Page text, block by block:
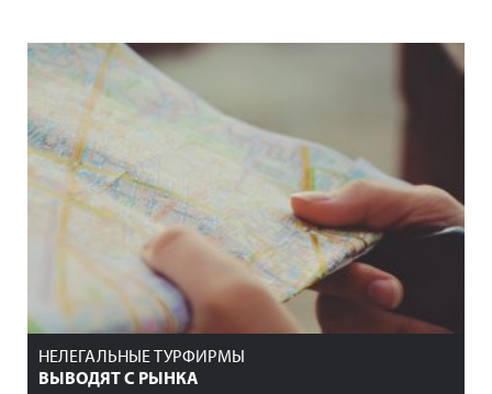
НЕЛЕГАЛЬНЫЕ ТУРФИРМЫ
ВЫВОДЯТ С РЫНКА